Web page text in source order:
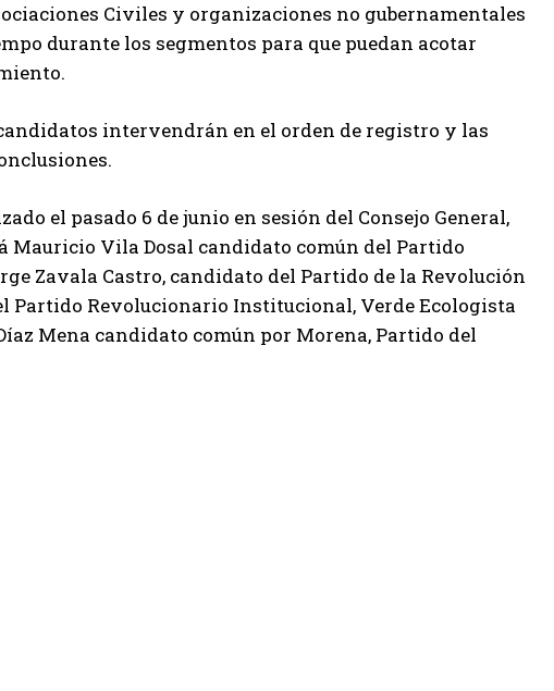
Civiles y organizaciones no gubernamentales
durante los segmentos para que puedan acotar
intervendrán en el orden de registro y las
el pasado 6 de junio en sesión del Consejo General,
Vila Dosal candidato común del Partido
Zavala Castro, candidato del Partido de la Revolución
Partido Revolucionario Institucional, Verde Ecologista
Mena candidato común por Morena, Partido del